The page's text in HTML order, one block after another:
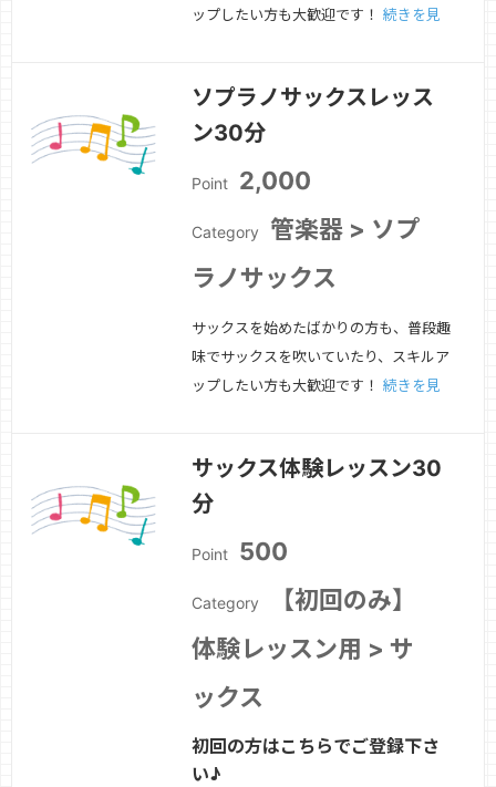
ップしたい方も大歓迎です！ 続きを見
ソプラノサックスレッス
ン30分
Point 2,000
Category
管楽器 > ソプ
ラノサックス
サックスを始めたばかりの方も、普段趣
味でサックスを吹いていたり、スキルア
ップしたい方も大歓迎です！ 続きを見
サックス体験レッスン30
分
Point 500
Category
【初回のみ】
体験レッスン用 > サ
ックス
初回の方はこちらでご登録下さ
い♪